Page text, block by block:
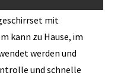
mit
kann zu Hause, im
werden und
und schnelle